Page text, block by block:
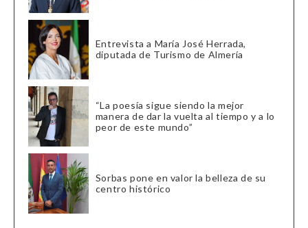
Entrevista a María José Herrada,
diputada de Turismo de Almería
“La poesía sigue siendo la mejor
manera de dar la vuelta al tiempo y a lo
peor de este mundo”
Sorbas pone en valor la belleza de su
centro histórico